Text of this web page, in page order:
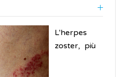
L'herpes
zoster, più